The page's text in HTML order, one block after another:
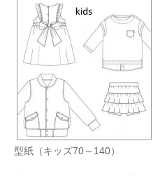
型紙（キッズ70～140）